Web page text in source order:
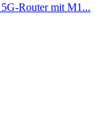
Router mit M1...